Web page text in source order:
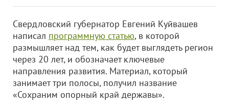
Свердловский губернатор Евгений Куйвашев
написал программную статью, в которой
размышляет над тем, как будет выглядеть регион
через 20 лет, и обозначает ключевые
направления развития. Материал, который
занимает три полосы, получил название
«Сохраним опорный край державы».